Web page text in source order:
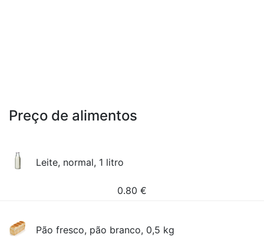
Preço de alimentos
Leite, normal, 1 litro
0.80 €
Pão fresco, pão branco, 0,5 kg